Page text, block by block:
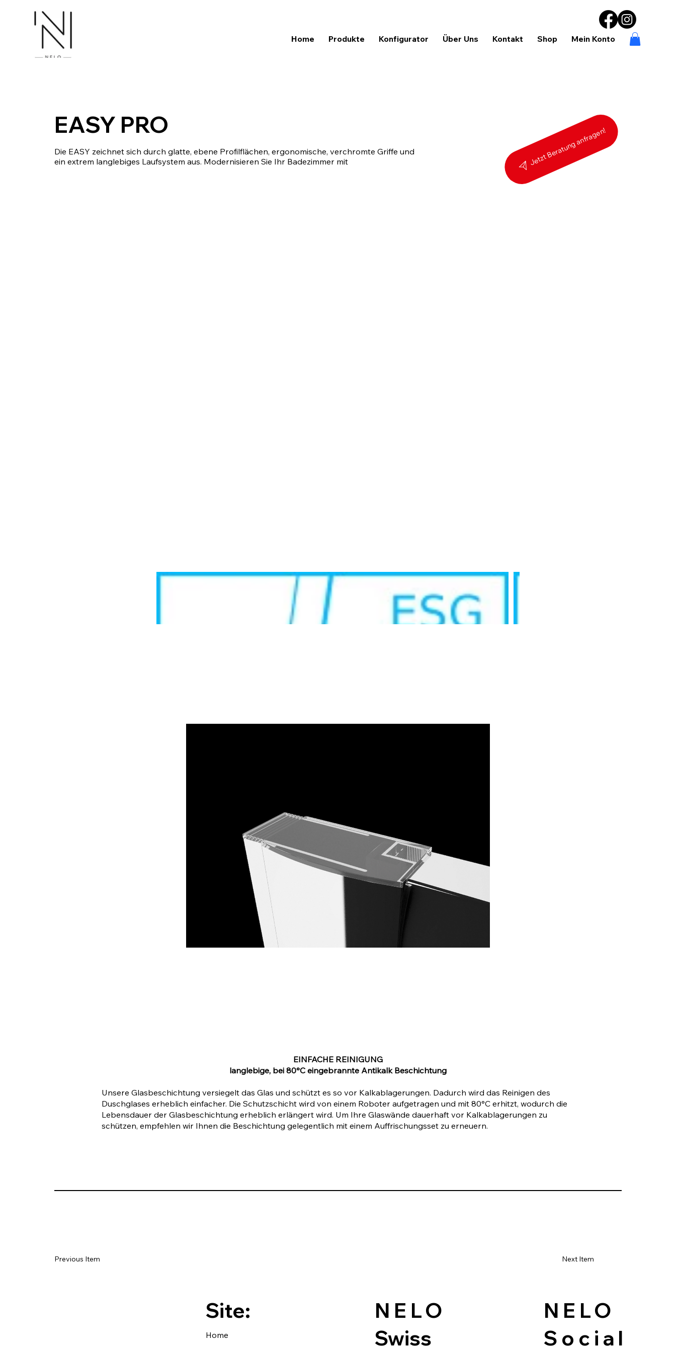
Home Produkte Konfigurator Über Uns Kontakt Shop Mein Konto
EASY PRO
Die EASY zeichnet sich durch glatte, ebene Profilflächen, ergonomische, verchromte Griffe und
ein extrem langlebiges Laufsystem aus. Modernisieren Sie Ihr Badezimmer mit
Jetzt Beratung anfragen!
Next Item
Previous Item
EINFACHE REINIGUNG
langlebige, bei 80°C eingebrannte Antikalk Beschichtung
Unsere Glasbeschichtung versiegelt das Glas und schützt es so vor Kalkablagerungen. Dadurch wird das Reinigen des
Duschglases erheblich einfacher. Die Schutzschicht wird von einem Roboter aufgetragen und mit 80°C erhitzt, wodurch die
Lebensdauer der Glasbeschichtung erheblich erlängert wird. Um Ihre Glaswände dauerhaft vor Kalkablagerungen zu
schützen, empfehlen wir Ihnen die Beschichtung gelegentlich mit einem Auffrischungsset zu erneuern.
Site:
Home
NELO
Swiss
NELO
Social